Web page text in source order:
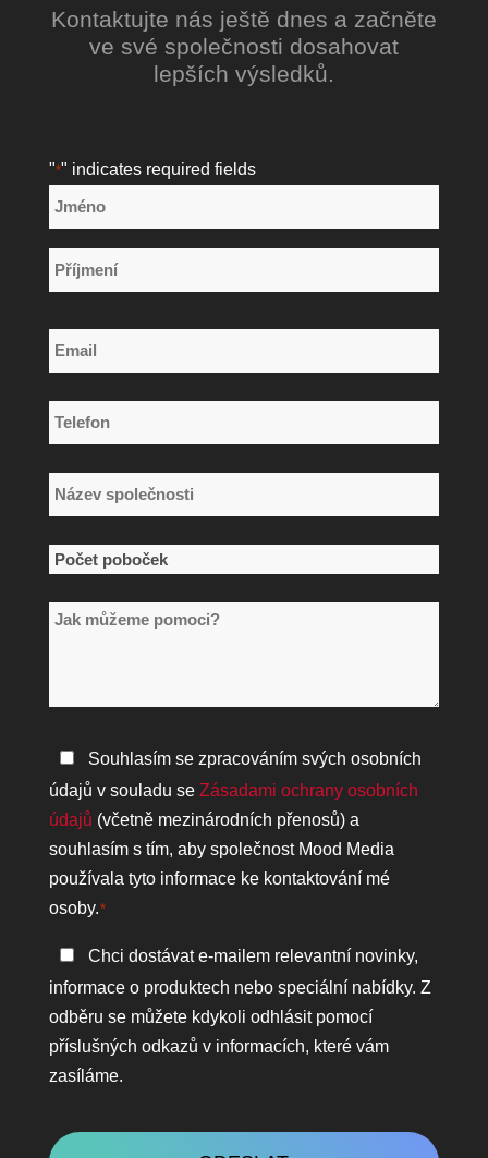
Kontaktujte nás ještě dnes a začněte
ve své společnosti dosahovat
lepších výsledků.
"*" indicates required fields
Název
*
Jméno
Email
*
Telefon
*
Název
společnosti
*
Počet
*Jak
Zásady
ochrany
osobních
údajů
*
Souhlasím se zpracováním svých osobních
údajů v souladu se Zásadami ochrany osobních
údajů (včetně mezinárodních přenosů) a
souhlasím s tím, aby společnost Mood Media
používala tyto informace ke kontaktování mé
osoby.*
Zůstaňte
v
kontaktu
Chci dostávat e-mailem relevantní novinky,
informace o produktech nebo speciální nabídky. Z
odběru se můžete kdykoli odhlásit pomocí
příslušných odkazů v informacích, které vám
zasíláme.